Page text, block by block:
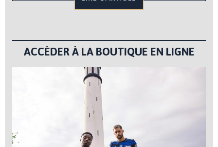
ACCÉDER À LA BOUTIQUE EN LIGNE